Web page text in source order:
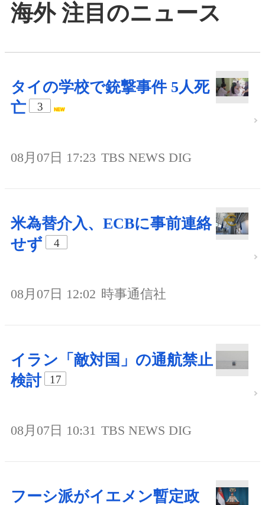
海外 注目のニュース
タイの学校で銃撃事件 5人死
亡
3
08月07日 17:23 TBS NEWS DIG
米為替介入、ECBに事前連絡
せず
4
08月07日 12:02 時事通信社
イラン「敵対国」の通航禁止
検討
17
08月07日 10:31 TBS NEWS DIG
フーシ派がイエメン暫定政